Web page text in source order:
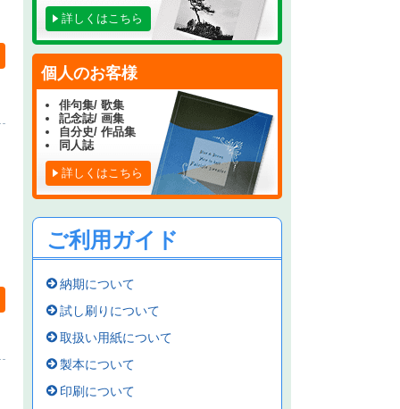
詳しくはこちら
個人のお客様
俳句集/ 歌集
記念誌/ 画集
自分史/ 作品集
同人誌
詳しくはこちら
ご利用ガイド
納期について
試し刷りについて
取扱い用紙について
製本について
印刷について